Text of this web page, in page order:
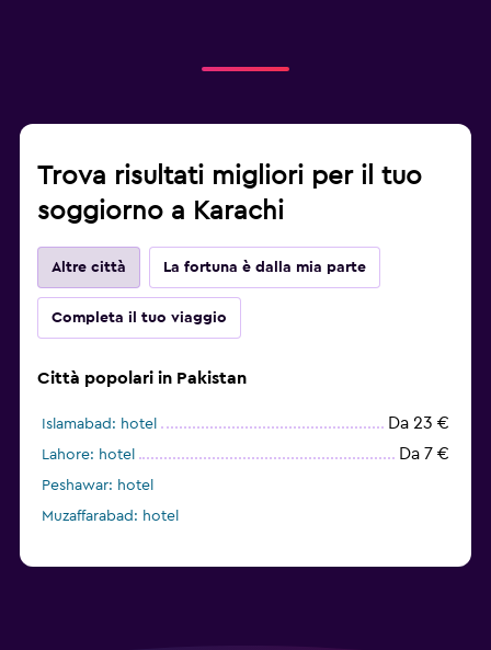
Trova risultati migliori per il tuo
soggiorno a Karachi
Altre città La fortuna è dalla mia parte
Completa il tuo viaggio
Città popolari in Pakistan
Islamabad: hotel Da 23 €
Lahore: hotel Da 7 €
Peshawar: hotel
Muzaffarabad: hotel